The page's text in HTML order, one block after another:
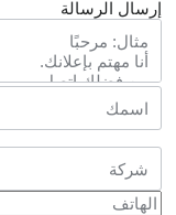
إرسال الرسالة